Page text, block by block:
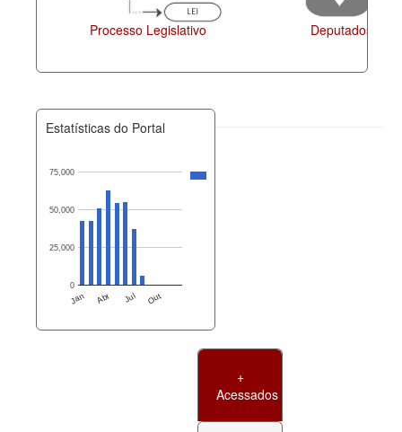
Processo Legislativo Deputados
Estatísticas do Portal
Jan Abr Jul Out
0
25,000
50,000
75,000
+
Acessados